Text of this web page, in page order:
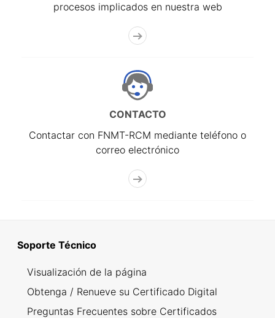
procesos implicados en nuestra web
CONTACTO
Contactar con FNMT-RCM mediante teléfono o
correo electrónico
Soporte Técnico
Visualización de la página
Obtenga / Renueve su Certificado Digital
Preguntas Frecuentes sobre Certificados